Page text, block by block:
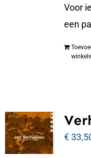
Voor
een
€